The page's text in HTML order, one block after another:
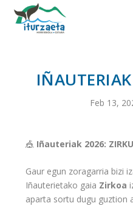
Feb 13,
🎪 Iñauteriak 2026:
Gaur egun zoragarria bizi
Iñauterietako gaia Zirkoa
aparta sortu dugu guztion